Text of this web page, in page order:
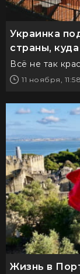
Украинка
страны,
Всё не так
11 ноября, 11:58
Жизнь в